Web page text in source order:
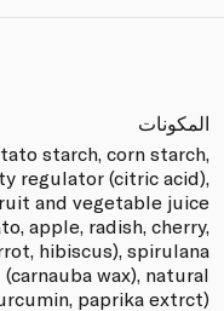
المكونات
starch, corn starch,
regulator (citric acid),
and vegetable juice
apple, radish, cherry,
hibiscus), spirulana
wax), natural
paprika extrct).